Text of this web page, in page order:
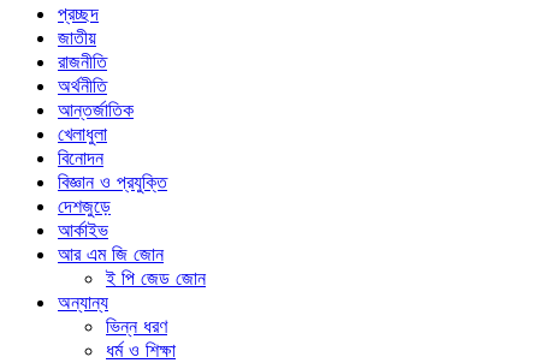
প্রচ্ছদ
জাতীয়
রাজনীতি
অর্থনীতি
আন্তর্জাতিক
খেলাধুলা
বিনোদন
বিজ্ঞান ও প্রযুক্তি
দেশজুড়ে
আর্কাইভ
আর এম জি জোন
ই পি জেড জোন
অন্যান্য
ভিন্ন ধরণ
ধর্ম ও শিক্ষা